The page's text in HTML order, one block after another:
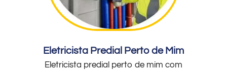
Eletricista Predial Perto de Mim
Eletricista predial perto de mim com